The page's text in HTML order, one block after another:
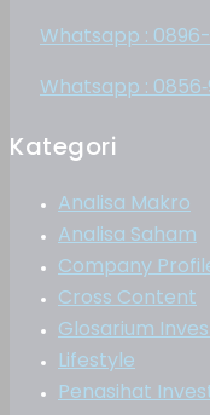
Whatsapp :
Whatsapp :
Kategori
Analisa Makro
Analisa Saham
Company
Cross Content
Glosarium
Lifestyle
Penasihat